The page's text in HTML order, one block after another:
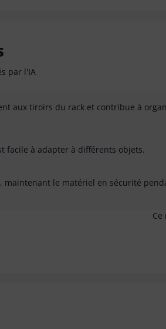
par l'IA
aux tiroirs du rack et contribue à
facile à adapter à différents objets.
maintenant le matériel en sécurité